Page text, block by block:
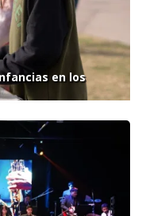
en los